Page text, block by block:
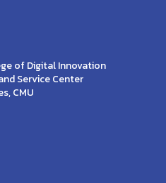
of Digital Innovation
Service Center
CMU